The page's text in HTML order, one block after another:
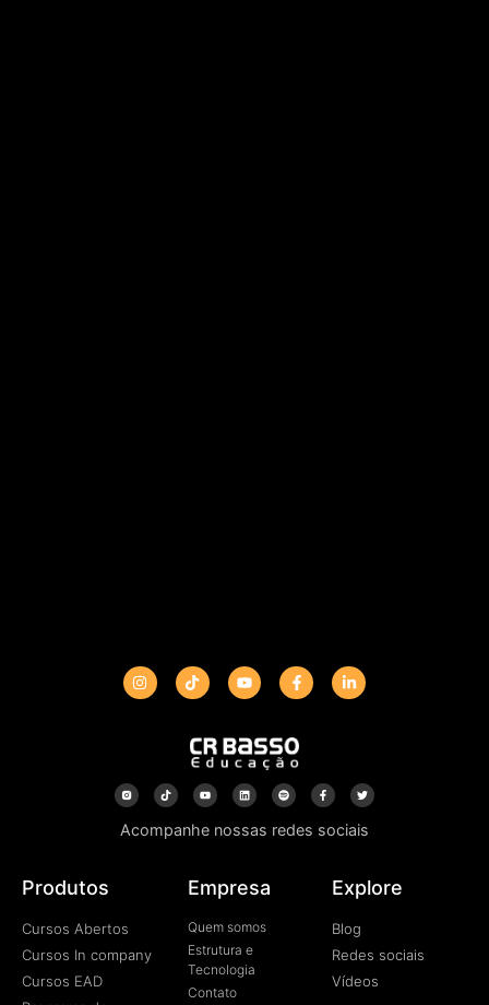
Acompanhe nossas redes sociais
Produtos
Cursos Abertos
Cursos In company
Cursos EAD
Empresa
Quem somos
Estrutura e
Tecnologia
Contato
Explore
Blog
Redes sociais
Vídeos